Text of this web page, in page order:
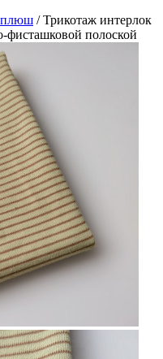
плюш /Трикотаж интерлок
фисташковой полоской